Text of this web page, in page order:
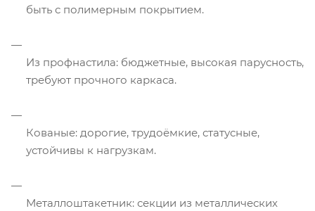
быть с полимерным покрытием.
Из профнастила: бюджетные, высокая парусность,
требуют прочного каркаса.
Кованые: дорогие, трудоёмкие, статусные,
устойчивы к нагрузкам.
Металлоштакетник: секции из металлических